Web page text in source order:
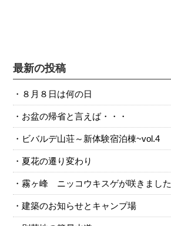
最新の投稿
８月８日は何の日
お盆の帰省と言えば・・・
ビバルデ山荘～新体験宿泊棟~vol.4
夏花の遷り変わり
霧ヶ峰 ニッコウキスゲが咲きました
建築のお知らせとキャンプ場